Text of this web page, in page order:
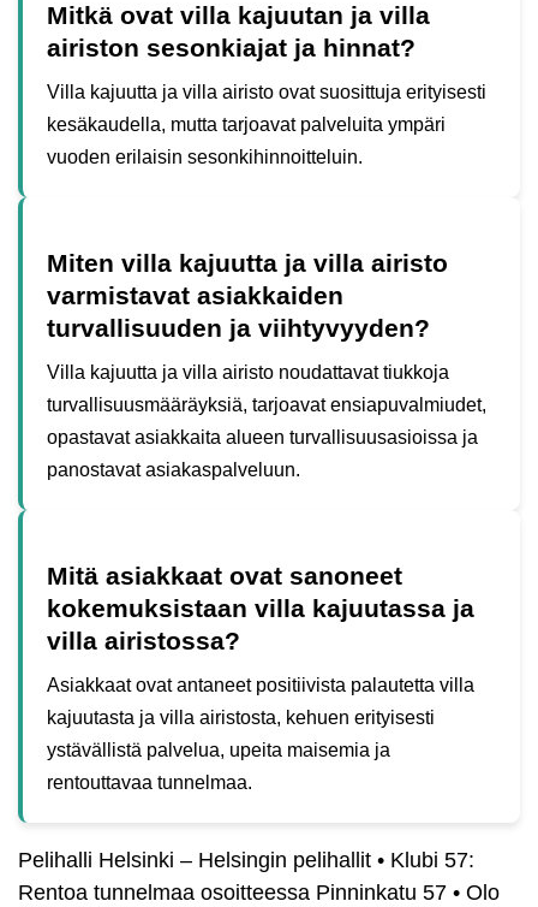
Mitkä ovat villa kajuutan ja villa
airiston sesonkiajat ja hinnat?
Villa kajuutta ja villa airisto ovat suosittuja erityisesti
kesäkaudella, mutta tarjoavat palveluita ympäri
vuoden erilaisin sesonkihinnoitteluin.
Miten villa kajuutta ja villa airisto
varmistavat asiakkaiden
turvallisuuden ja viihtyvyyden?
Villa kajuutta ja villa airisto noudattavat tiukkoja
turvallisuusmääräyksiä, tarjoavat ensiapuvalmiudet,
opastavat asiakkaita alueen turvallisuusasioissa ja
panostavat asiakaspalveluun.
Mitä asiakkaat ovat sanoneet
kokemuksistaan villa kajuutassa ja
villa airistossa?
Asiakkaat ovat antaneet positiivista palautetta villa
kajuutasta ja villa airistosta, kehuen erityisesti
ystävällistä palvelua, upeita maisemia ja
rentouttavaa tunnelmaa.
Pelihalli Helsinki – Helsingin pelihallit • Klubi 57:
Rentoa tunnelmaa osoitteessa Pinninkatu 57 • Olo